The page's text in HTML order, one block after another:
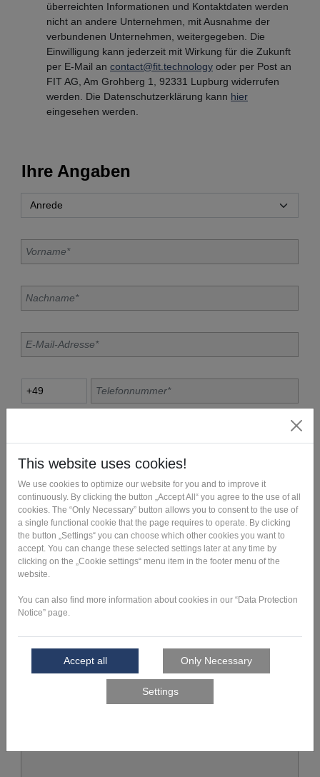
überreichten Informationen und Kontaktdaten werden
nicht an andere Unternehmen, mit Ausnahme der
verbundenen Unternehmen, weitergegeben. Die
Einwilligung kann jederzeit mit Wirkung für die Zukunft
per E-Mail an contact@fit.technology oder per Post an
FIT AG, Am Grohberg 1, 92331 Lupburg widerrufen
werden. Die Datenschutzerklärung kann hier
eingesehen werden.
Ihre Angaben